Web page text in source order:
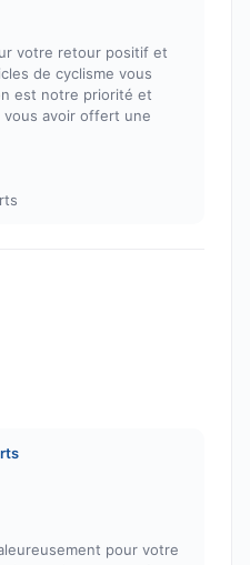
votre retour positif et
de cyclisme vous
est notre priorité et
vous avoir offert une
pour votre